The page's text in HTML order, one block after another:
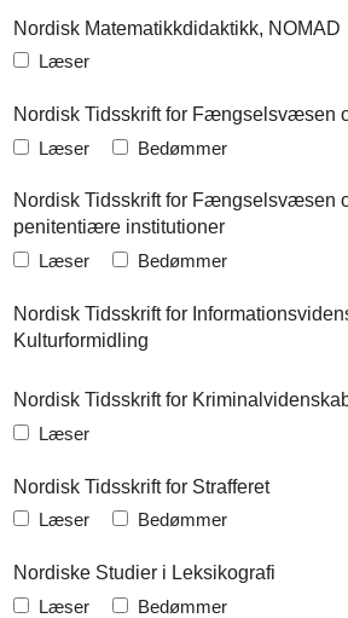
Nordisk Matematikkdidaktikk, NOMAD
Læser
Nordisk Tidsskrift for Fængselsvæsen
Læser Bedømmer
Nordisk Tidsskrift for Fængselsvæsen
penitentiære institutioner
Læser Bedømmer
Nordisk Tidsskrift for
Kulturformidling
Nordisk Tidsskrift for
Læser
Nordisk Tidsskrift for Strafferet
Læser Bedømmer
Nordiske Studier i Leksikografi
Læser Bedømmer